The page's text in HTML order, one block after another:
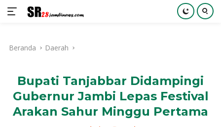
kontenBeranda Daerah
Bupati Tanjabbar Didampingi
Gubernur Jambi Lepas Festival
Arakan Sahur Minggu Pertama